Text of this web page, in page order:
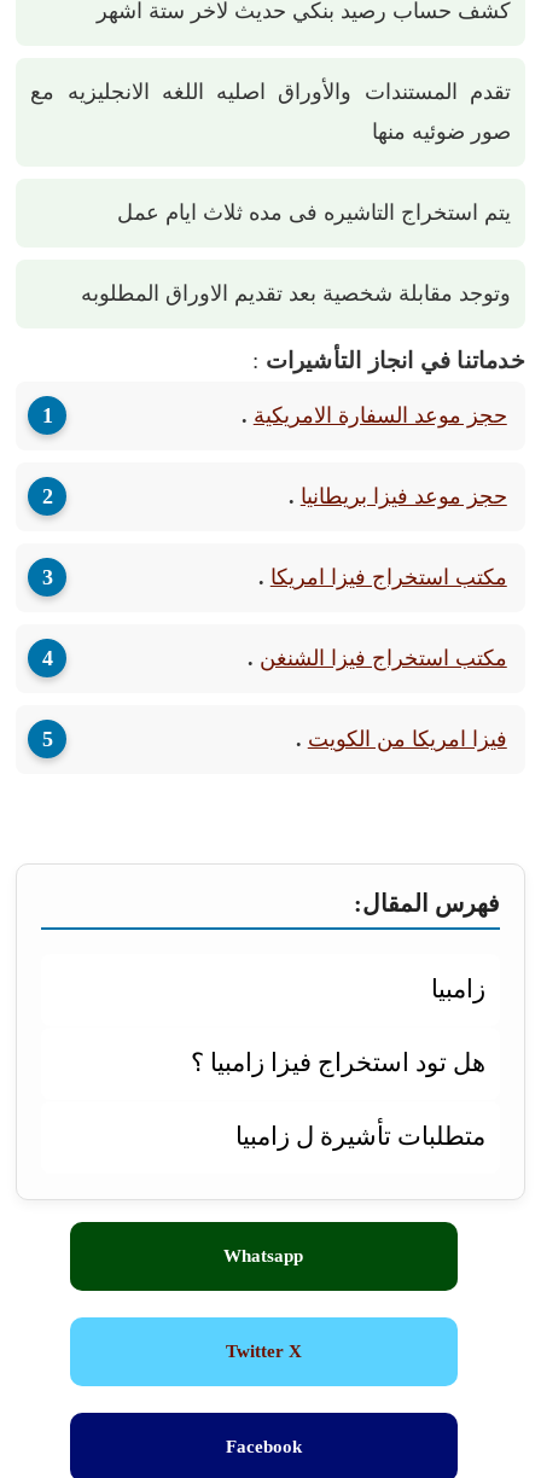
كشف حساب رصيد بنكي حديث لاخر ستة اشهر
تقدم المستندات والأوراق اصليه اللغه الانجليزيه مع
صور ضوئيه منها
يتم استخراج التاشيره فى مده ثلاث ايام عمل
وتوجد مقابلة شخصية بعد تقديم الاوراق المطلوبه
خدماتنا في انجاز التأشيرات :
حجز موعد السفارة الامريكية .
حجز موعد فيزا بريطانيا .
مكتب استخراج فيزا امريكا .
مكتب استخراج فيزا الشنغن .
فيزا امريكا من الكويت .
فهرس المقال:
زامبيا
هل تود استخراج فيزا زامبيا ؟
متطلبات تأشيرة ل زامبيا
Whatsapp
Twitter X
Facebook